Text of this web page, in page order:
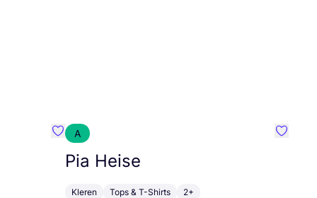
Favoriete {naam}
A
Pia Heise
Kleren Tops & T-Shirts 2+